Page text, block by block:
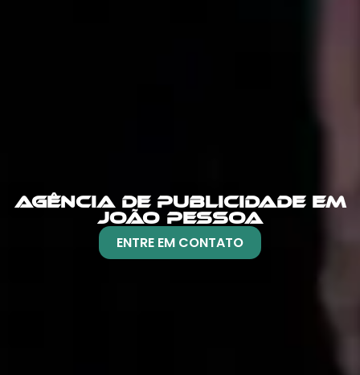
AGÊNCIA DE PUBLICIDADE EM
JOÃO PESSOA
ENTRE EM CONTATO